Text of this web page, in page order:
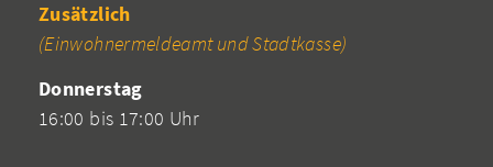
Zusätzlich
(Einwohnermeldeamt und Stadtkasse)
Donnerstag
16:00 bis 17:00 Uhr